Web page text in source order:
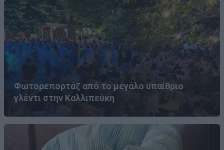
Φωτορεπορτάζ από το μεγάλο υπαίθριο
γλέντι στην Καλλιπεύκη